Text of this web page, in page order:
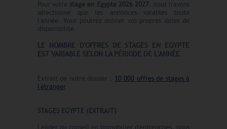
Pour votre stage en Egypte 2026 2027, nous n'avons
sélectionné que les annonces valables toute
l'année. Vous pourrez donner vos propres dates de
disponibilité.
LE NOMBRE D'OFFRES DE STAGES EN EGYPTE
EST VARIABLE SELON LA PÉRIODE DE L'ANNÉE
Extrait de notre dossier : 10 000 offres de stages à
l'étranger.
STAGES EGYPTE (EXTRAIT)